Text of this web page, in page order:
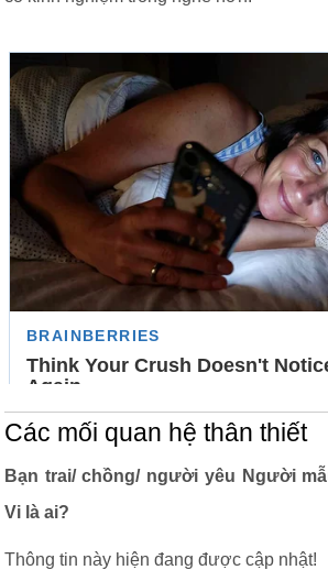
Các mối quan hệ thân thiết
Bạn trai/ chồng/ người yêu Người
Vi là ai?
Thông tin này hiện đang được cập nhật!